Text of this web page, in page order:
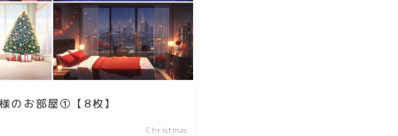
summer
spring
autumn
Nature
のお部屋①【8枚】
Christmas